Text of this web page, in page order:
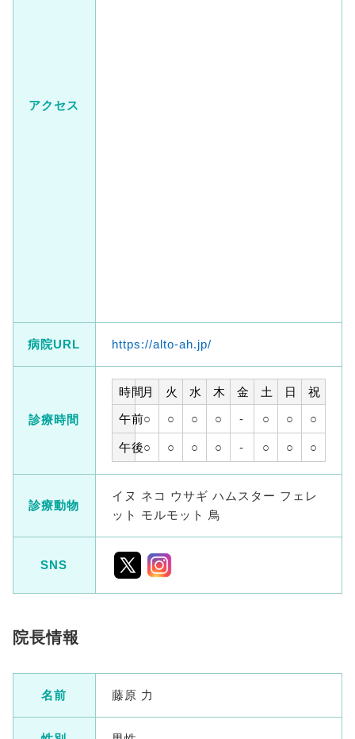
アクセス
病院URL https://alto-ah.jp/
診療時間
時間月 火 水 木 金 土 日
祝
午前○ ○ ○ ○ - ○ ○ ○
午後○ ○ ○ ○ - ○ ○ ○
診療動物
イヌ ネコ ウサギ ハムスター フェレ
ット モルモット 鳥
SNS
院長情報
名前 藤原 力